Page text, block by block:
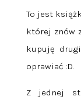
To jest
której znów
kupuję
oprawiać :D.
Z jednej